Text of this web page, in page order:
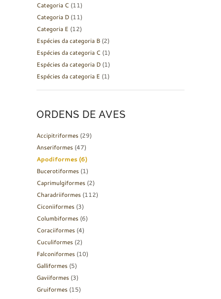
Categoria C (11)
Categoria D (11)
Categoria E (12)
Espécies da categoria B (2)
Espécies da categoria C (1)
Espécies da categoria D (1)
Espécies da categoria E (1)
ORDENS DE AVES
Accipitriformes (29)
Anseriformes (47)
Apodiformes (6)
Bucerotiformes (1)
Caprimulgiformes (2)
Charadriiformes (112)
Ciconiiformes (3)
Columbiformes (6)
Coraciiformes (4)
Cuculiformes (2)
Falconiformes (10)
Galliformes (5)
Gaviiformes (3)
Gruiformes (15)